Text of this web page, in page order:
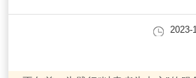
2023-